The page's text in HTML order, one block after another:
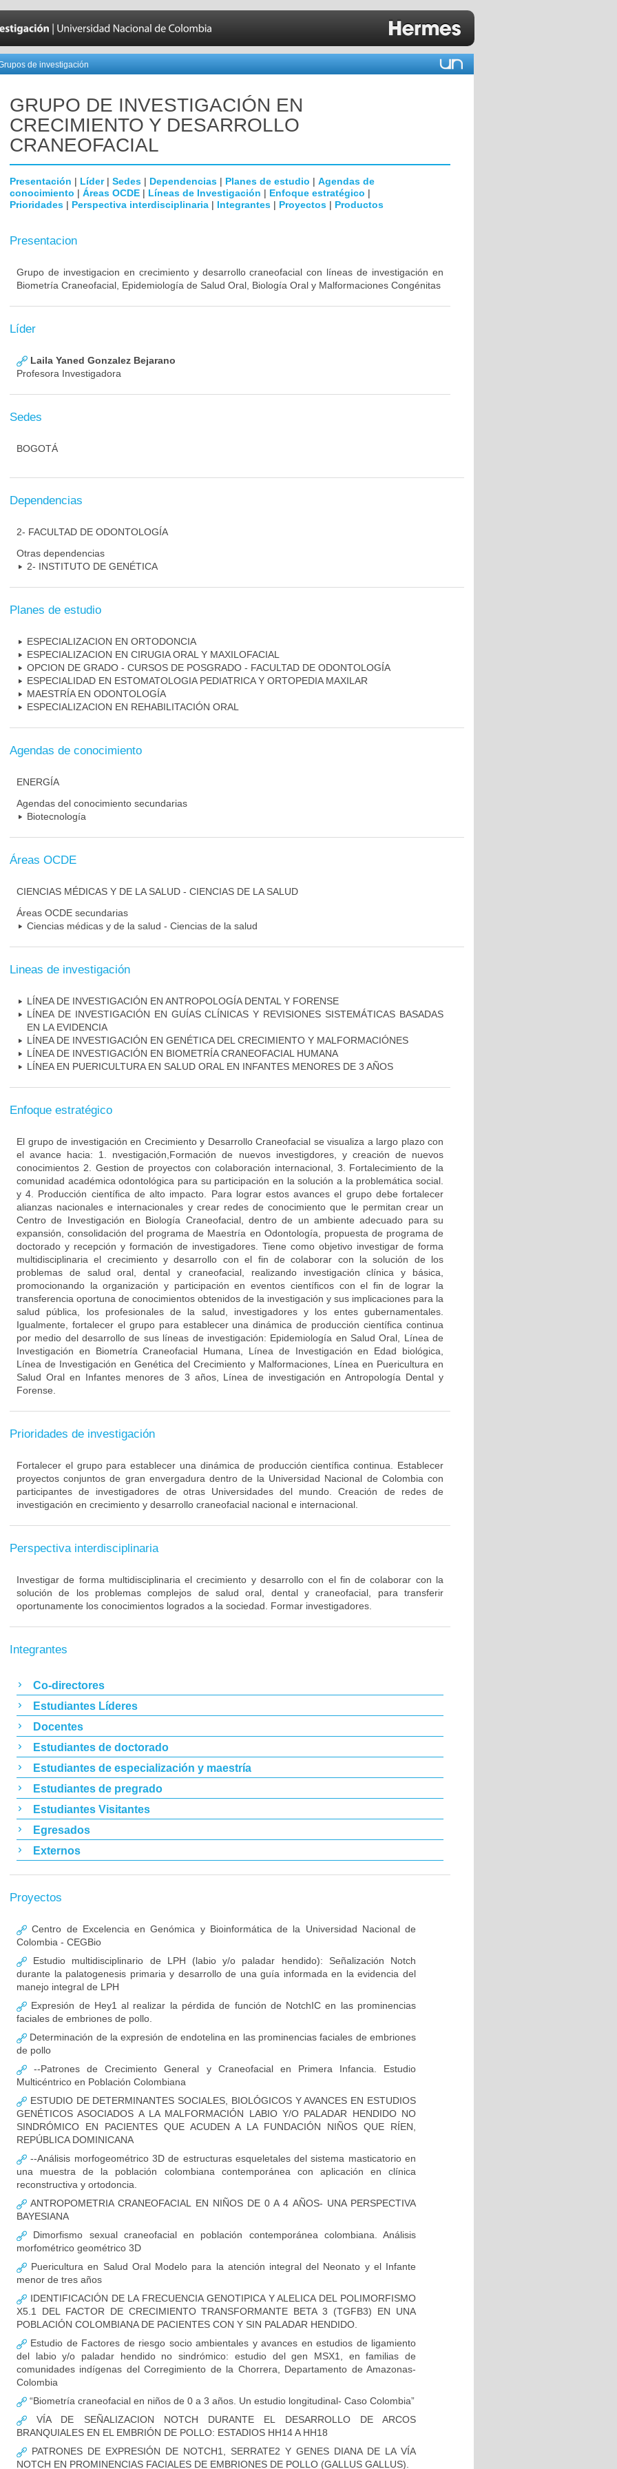
de investigación
GRUPO DE INVESTIGACIÓN EN
CRECIMIENTO Y DESARROLLO
CRANEOFACIAL
Presentación | Líder| Sedes | Dependencias | Planes de estudio | Agendas de
conocimiento | Áreas OCDE | Líneas de Investigación | Enfoque estratégico |
Prioridades | Perspectiva interdisciplinaria | Integrantes | Proyectos | Productos
Presentacion
Grupo de investigacion en crecimiento y desarrollo craneofacial con líneas de investigación en
Biometría Craneofacial, Epidemiología de Salud Oral, Biología Oral y Malformaciones Congénitas
Líder
Laila Yaned Gonzalez Bejarano
Profesora Investigadora
Sedes
BOGOTÁ
Dependencias
2- FACULTAD DE ODONTOLOGÍA
Otras dependencias
2- INSTITUTO DE GENÉTICA
Planes de estudio
ESPECIALIZACION EN ORTODONCIA
ESPECIALIZACION EN CIRUGIA ORAL Y MAXILOFACIAL
OPCION DE GRADO - CURSOS DE POSGRADO - FACULTAD DE ODONTOLOGÍA
ESPECIALIDAD EN ESTOMATOLOGIA PEDIATRICA Y ORTOPEDIA MAXILAR
MAESTRÍA EN ODONTOLOGÍA
ESPECIALIZACION EN REHABILITACIÓN ORAL
Agendas de conocimiento
ENERGÍA
Agendas del conocimiento secundarias
Biotecnología
Áreas OCDE
CIENCIAS MÉDICAS Y DE LA SALUD - CIENCIAS DE LA SALUD
Áreas OCDE secundarias
Ciencias médicas y de la salud - Ciencias de la salud
Lineas de investigación
LÍNEA DE INVESTIGACIÓN EN ANTROPOLOGÍA DENTAL Y FORENSE
LÍNEA DE INVESTIGACIÓN EN GUÍAS CLÍNICAS Y REVISIONES SISTEMÁTICAS BASADAS
EN LA EVIDENCIA
LÍNEA DE INVESTIGACIÓN EN GENÉTICA DEL CRECIMIENTO Y MALFORMACIÓNES
LÍNEA DE INVESTIGACIÓN EN BIOMETRÍA CRANEOFACIAL HUMANA
LÍNEA EN PUERICULTURA EN SALUD ORAL EN INFANTES MENORES DE 3 AÑOS
Enfoque estratégico
El grupo de investigación en Crecimiento y Desarrollo Craneofacial se visualiza a largo plazo con
el avance hacia: 1. nvestigación,Formación de nuevos investigdores, y creación de nuevos
conocimientos 2. Gestion de proyectos con colaboración internacional, 3. Fortalecimiento de la
comunidad académica odontológica para su participación en la solución a la problemática social.
y 4. Producción científica de alto impacto. Para lograr estos avances el grupo debe fortalecer
alianzas nacionales e internacionales y crear redes de conocimiento que le permitan crear un
Centro de Investigación en Biología Craneofacial, dentro de un ambiente adecuado para su
expansión, consolidación del programa de Maestría en Odontología, propuesta de programa de
doctorado y recepción y formación de investigadores. Tiene como objetivo investigar de forma
multidisciplinaria el crecimiento y desarrollo con el fin de colaborar con la solución de los
problemas de salud oral, dental y craneofacial, realizando investigación clínica y básica,
promocionando la organización y participación en eventos científicos con el fin de lograr la
transferencia oportuna de conocimientos obtenidos de la investigación y sus implicaciones para la
salud pública, los profesionales de la salud, investigadores y los entes gubernamentales.
Igualmente, fortalecer el grupo para establecer una dinámica de producción científica continua
por medio del desarrollo de sus líneas de investigación: Epidemiología en Salud Oral, Línea de
Investigación en Biometría Craneofacial Humana, Línea de Investigación en Edad biológica,
Línea de Investigación en Genética del Crecimiento y Malformaciones, Línea en Puericultura en
Salud Oral en Infantes menores de 3 años, Línea de investigación en Antropología Dental y
Forense.
Prioridades de investigación
Fortalecer el grupo para establecer una dinámica de producción científica continua. Establecer
proyectos conjuntos de gran envergadura dentro de la Universidad Nacional de Colombia con
participantes de investigadores de otras Universidades del mundo. Creación de redes de
investigación en crecimiento y desarrollo craneofacial nacional e internacional.
Perspectiva interdisciplinaria
Investigar de forma multidisciplinaria el crecimiento y desarrollo con el fin de colaborar con la
solución de los problemas complejos de salud oral, dental y craneofacial, para transferir
oportunamente los conocimientos logrados a la sociedad. Formar investigadores.
Integrantes
Co-directores
Estudiantes Líderes
Docentes
Estudiantes de doctorado
Estudiantes de especialización y maestría
Estudiantes de pregrado
Estudiantes Visitantes
Egresados
Externos
Proyectos
Centro de Excelencia en Genómica y Bioinformática de la Universidad Nacional de
Colombia - CEGBio
Estudio multidisciplinario de LPH (labio y/o paladar hendido): Señalización Notch
durante la palatogenesis primaria y desarrollo de una guía informada en la evidencia del
manejo integral de LPH
Expresión de Hey1 al realizar la pérdida de función de NotchIC en las prominencias
faciales de embriones de pollo.
Determinación de la expresión de endotelina en las prominencias faciales de embriones
de pollo
--Patrones de Crecimiento General y Craneofacial en Primera Infancia. Estudio
Multicéntrico en Población Colombiana
ESTUDIO DE DETERMINANTES SOCIALES, BIOLÓGICOS Y AVANCES EN ESTUDIOS
GENÉTICOS ASOCIADOS A LA MALFORMACIÓN LABIO Y/O PALADAR HENDIDO NO
SINDRÓMICO EN PACIENTES QUE ACUDEN A LA FUNDACIÓN NIÑOS QUE RÍEN,
REPÚBLICA DOMINICANA
--Análisis morfogeométrico 3D de estructuras esqueletales del sistema masticatorio en
una muestra de la población colombiana contemporánea con aplicación en clínica
reconstructiva y ortodoncia.
ANTROPOMETRIA CRANEOFACIAL EN NIÑOS DE 0 A 4 AÑOS- UNA PERSPECTIVA
BAYESIANA
Dimorfismo sexual craneofacial en población contemporánea colombiana. Análisis
morfométrico geométrico 3D
Puericultura en Salud Oral Modelo para la atención integral del Neonato y el Infante
menor de tres años
IDENTIFICACIÓN DE LA FRECUENCIA GENOTIPICA Y ALELICA DEL POLIMORFISMO
X5.1 DEL FACTOR DE CRECIMIENTO TRANSFORMANTE BETA 3 (TGFB3) EN UNA
POBLACIÓN COLOMBIANA DE PACIENTES CON Y SIN PALADAR HENDIDO.
Estudio de Factores de riesgo socio ambientales y avances en estudios de ligamiento
del labio y/o paladar hendido no sindrómico: estudio del gen MSX1, en familias de
comunidades indígenas del Corregimiento de la Chorrera, Departamento de Amazonas-
Colombia
“Biometría craneofacial en niños de 0 a 3 años. Un estudio longitudinal- Caso Colombia”
VÍA DE SEÑALIZACION NOTCH DURANTE EL DESARROLLO DE ARCOS
BRANQUIALES EN EL EMBRIÓN DE POLLO: ESTADIOS HH14 A HH18
PATRONES DE EXPRESIÓN DE NOTCH1, SERRATE2 Y GENES DIANA DE LA VÍA
NOTCH EN PROMINENCIAS FACIALES DE EMBRIONES DE POLLO (GALLUS GALLUS).